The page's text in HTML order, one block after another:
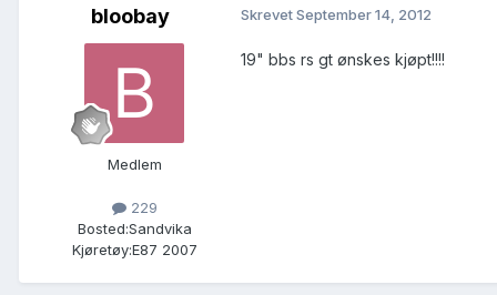
bloobay
Medlem
229
Bosted:Sandvika
Kjøretøy:E87 2007
SkrevetSeptember 14, 2012
19" bbs rs gt ønskes kjøpt!!!!